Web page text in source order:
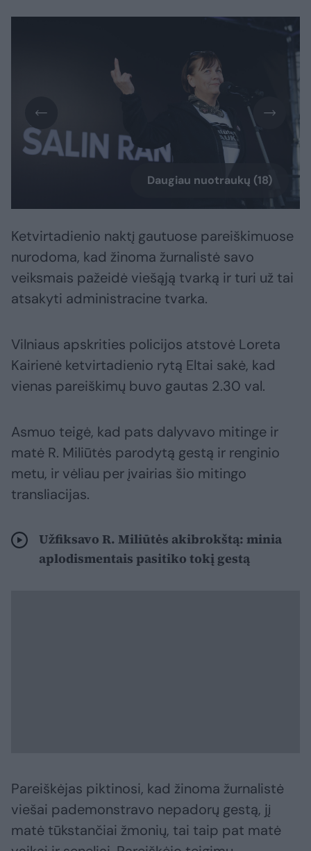
Daugiau nuotraukų (18)
Ketvirtadienio naktį gautuose pareiškimuose
nurodoma, kad žinoma žurnalistė savo
veiksmais pažeidė viešąją tvarką ir turi už tai
atsakyti administracine tvarka.
Vilniaus apskrities policijos atstovė Loreta
Kairienė ketvirtadienio rytą Eltai sakė, kad
vienas pareiškimų buvo gautas 2.30 val.
Asmuo teigė, kad pats dalyvavo mitinge ir
matė R. Miliūtės parodytą gestą ir renginio
metu, ir vėliau per įvairias šio mitingo
transliacijas.
Užfiksavo R. Miliūtės akibrokštą: minia
aplodismentais pasitiko tokį gestą
Pareiškėjas piktinosi, kad žinoma žurnalistė
viešai pademonstravo nepadorų gestą, jį
matė tūkstančiai žmonių, tai taip pat matė